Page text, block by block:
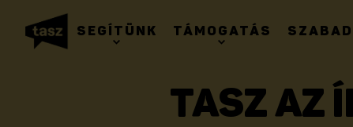
SEGÍTÜNK TÁMOGATÁS
TASZ AZ